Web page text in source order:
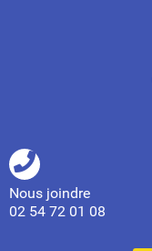
Nous joindre
02 54 72 01 08